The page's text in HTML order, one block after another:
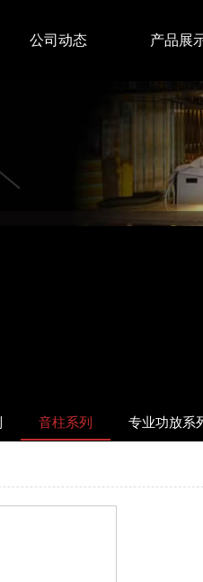
公司动态 产品展
音柱系列 专业功放系